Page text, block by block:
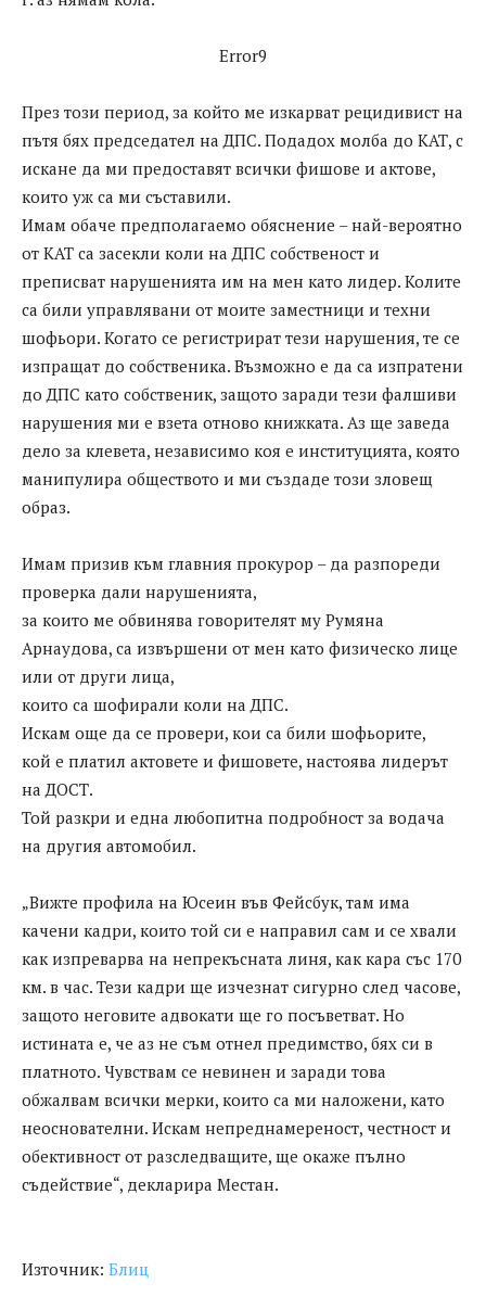
Error9
През този период, за който ме изкарват рецидивист на
пътя бях председател на ДПС. Подадох молба до КАТ, с
искане да ми предоставят всички фишове и актове,
които уж са ми съставили.
Имам обаче предполагаемо обяснение – най-вероятно
от КАТ са засекли коли на ДПС собственост и
преписват нарушенията им на мен като лидер. Колите
са били управлявани от моите заместници и техни
шофьори. Когато се регистрират тези нарушения, те се
изпращат до собственика. Възможно е да са изпратени
до ДПС като собственик, защото заради тези фалшиви
нарушения ми е взета отново книжката. Аз ще заведа
дело за клевета, независимо коя е институцията, която
манипулира обществото и ми създаде този зловещ
образ.
Имам призив към главния прокурор – да разпореди
проверка дали нарушенията,
за които ме обвинява говорителят му Румяна
Арнаудова, са извършени от мен като физическо лице
или от други лица,
които са шофирали коли на ДПС.
Искам още да се провери, кои са били шофьорите,
кой е платил актовете и фишовете, настоява лидерът
на ДОСТ.
Той разкри и една любопитна подробност за водача
на другия автомобил.
„Вижте профила на Юсеин във Фейсбук, там има
качени кадри, които той си е направил сам и се хвали
как изпреварва на непрекъсната линя, как кара със 170
км. в час. Тези кадри ще изчезнат сигурно след часове,
защото неговите адвокати ще го посъветват. Но
истината е, че аз не съм отнел предимство, бях си в
платното. Чувствам се невинен и заради това
обжалвам всички мерки, които са ми наложени, като
неоснователни. Искам непреднамереност, честност и
обективност от разследващите, ще окаже пълно
съдействие“, декларира Местан.
Източник: Блиц